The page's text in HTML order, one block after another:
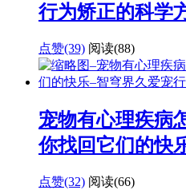
行为矫正的科学
点赞(39) 阅读(88)
宠物有心理疾病
你找回它们的快
点赞(32) 阅读(66)